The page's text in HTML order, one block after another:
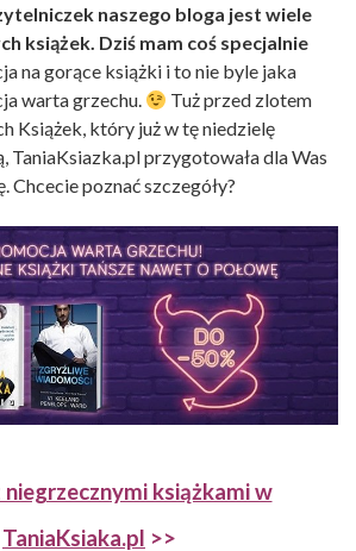
naszego bloga jest wiele
książek. Dziś mam coś specjalnie
na gorące książki i to nie byle jaka
warta grzechu.
Tuż przed zlotem
Książek, który już w tę niedzielę
TaniaKsiazka.pl przygotowała dla Was
Chcecie poznać szczegóły?
niegrzecznymi książkami w
TaniaKsiaka.pl >>